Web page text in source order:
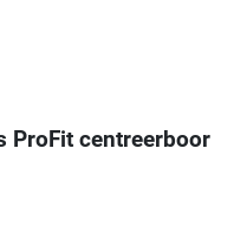
ProFit centreerboor